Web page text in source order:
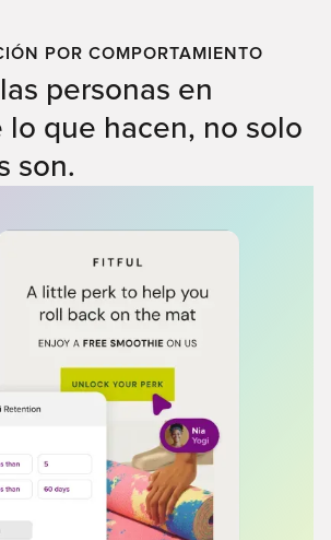
POR COMPORTAMIENTO
personas en
que hacen, no solo
son.